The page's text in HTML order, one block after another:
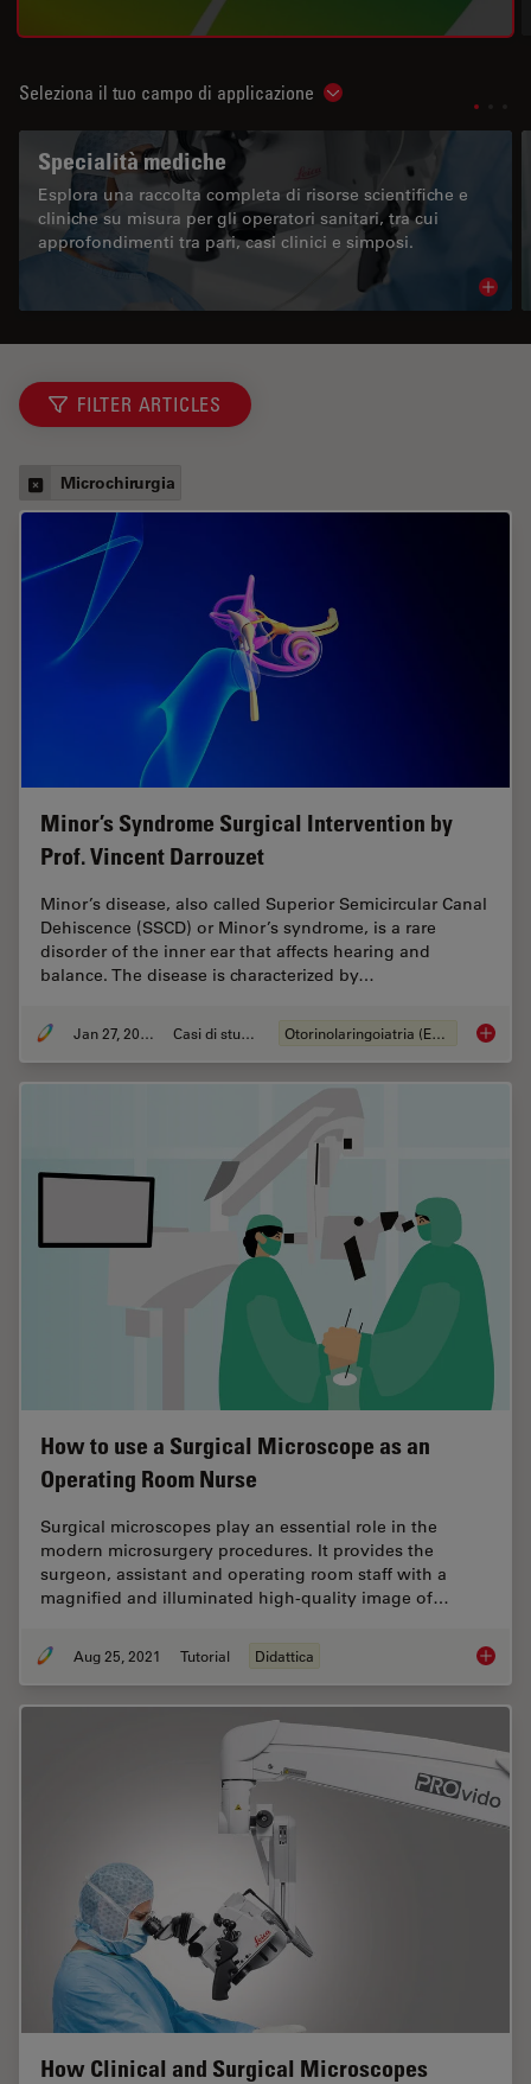
Seleziona il tuo campo di applicazione Show subnavigation
Specialità mediche
Esplora una raccolta completa di risorse scientifiche e
cliniche su misura per gli operatori sanitari, tra cui
approfondimenti tra pari, casi clinici e simposi.
FILTER ARTICLES
Microchirurgia
Minor’s Syndrome Surgical Intervention by
Prof. Vincent Darrouzet
Minor’s disease, also called Superior Semicircular Canal
Dehiscence (SSCD) or Minor’s syndrome, is a rare
disorder of the inner ear that affects hearing and
balance. The disease is characterized by…
Jan 27, 2022 Casi di studio Otorinolaringoiatria (ENT)
How to use a Surgical Microscope as an
Operating Room Nurse
Surgical microscopes play an essential role in the
modern microsurgery procedures. It provides the
surgeon, assistant and operating room staff with a
magnified and illuminated high-quality image of…
Aug 25, 2021 Tutorial Didattica How to
How Clinical and Surgical Microscopes